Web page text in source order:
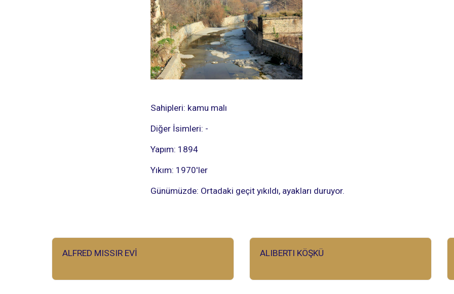
Sahipleri: kamu malı
Diğer İsimleri: -
Yapım: 1894
Yıkım: 1970'ler
Günümüzde: Ortadaki geçit yıkıldı, ayakları duruyor.
ALFRED MISSIR EVİ ALIBERTI KÖŞKÜ